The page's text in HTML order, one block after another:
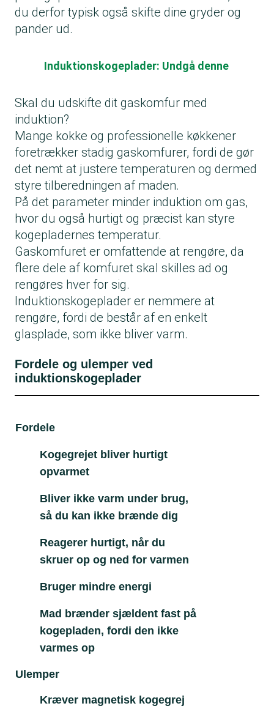
du derfor typisk også skifte dine gryder og
pander ud.
Induktionskogeplader: Undgå denne
Skal du udskifte dit gaskomfur med
induktion?
Mange kokke og professionelle køkkener
foretrækker stadig gaskomfurer, fordi de gør
det nemt at justere temperaturen og dermed
styre tilberedningen af maden.
På det parameter minder induktion om gas,
hvor du også hurtigt og præcist kan styre
kogepladernes temperatur.
Gaskomfuret er omfattende at rengøre, da
flere dele af komfuret skal skilles ad og
rengøres hver for sig.
Induktionskogeplader er nemmere at
rengøre, fordi de består af en enkelt
glasplade, som ikke bliver varm.
Fordele og ulemper ved
induktionskogeplader
Fordele
Kogegrejet bliver hurtigt
opvarmet
Bliver ikke varm under brug,
så du kan ikke brænde dig
Reagerer hurtigt, når du
skruer op og ned for varmen
Bruger mindre energi
Mad brænder sjældent fast på
kogepladen, fordi den ikke
varmes op
Ulemper
Kræver magnetisk kogegrej